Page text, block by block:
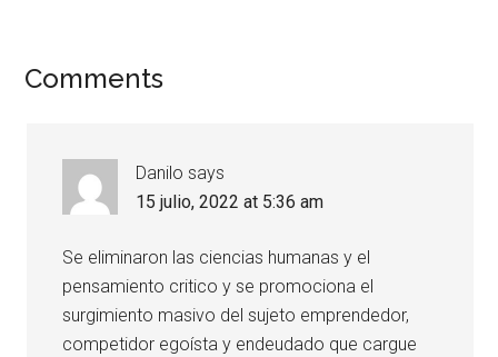
Comments
Danilo says
15 julio, 2022 at 5:36 am
Se eliminaron las ciencias humanas y el
pensamiento critico y se promociona el
surgimiento masivo del sujeto emprendedor,
competidor egoísta y endeudado que cargue